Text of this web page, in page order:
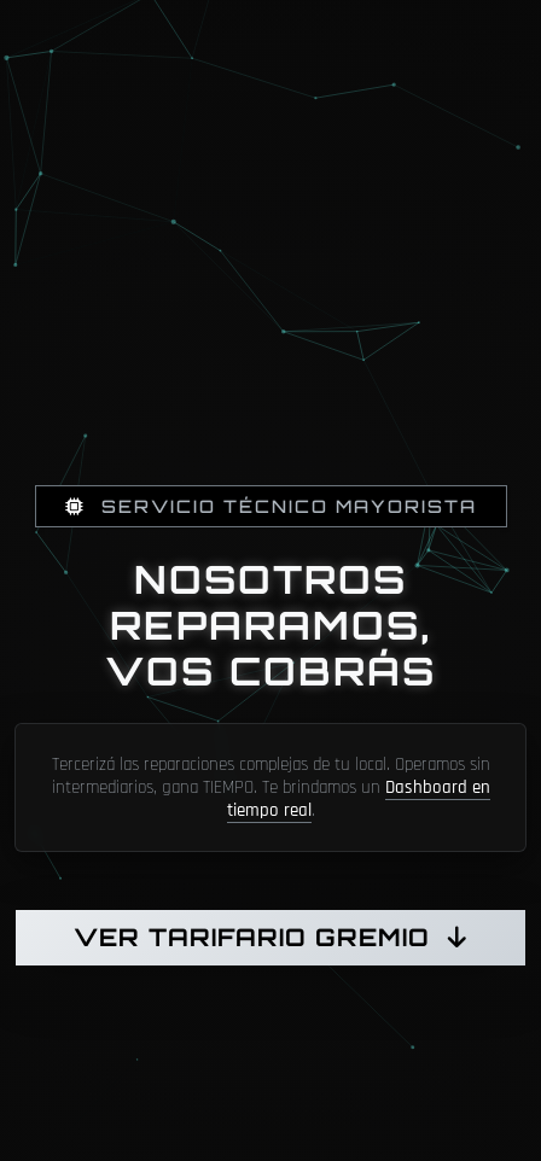
SERVICIO TÉCNICO MAYORISTA
NOSOTROS
REPARAMOS,
VOS COBRÁS
Tercerizá las reparaciones complejas de tu local. Operamos sin
intermediarios, gana TIEMPO. Te brindamos un Dashboard en
tiempo real.
VER TARIFARIO GREMIO